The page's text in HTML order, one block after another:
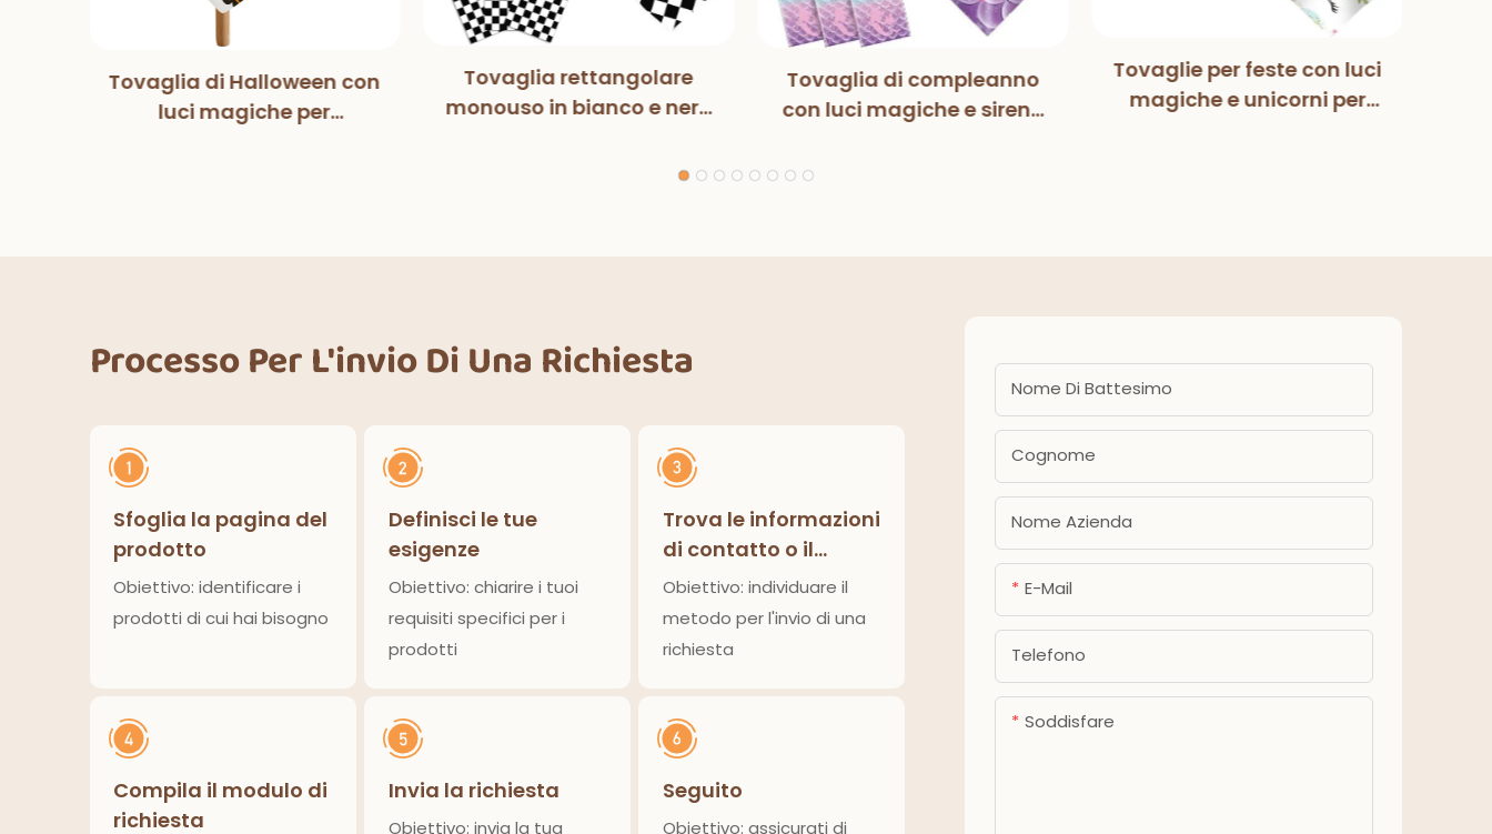
Tovaglia di Halloween con
luci magiche per
Tovaglia rettangolare
monouso in bianco e nero
feste di compleanno,
Tovaglia di compleanno
con luci magiche e sirena
per feste di compleanno
Tovaglie per feste con luci
magiche e unicorni per
Processo Per L'invio Di Una Richiesta
Sfoglia la pagina del
prodotto
Obiettivo: identificare i
prodotti di cui hai bisogno
Definisci le tue
esigenze
Obiettivo: chiarire i tuoi
requisiti specifici per i
prodotti
Trova le informazioni
di contatto o il
modulo di richiesta
Obiettivo: individuare il
metodo per l'invio di una
richiesta
Compila il modulo di
richiesta
Invia la richiesta
Obiettivo: invia la tua
Seguito
Obiettivo: assicurati di
Nome Di Battesimo
Cognome
Nome Azienda
E-Mail
Telefono
Soddisfare